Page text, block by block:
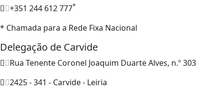
+351 244 612 777*
* Chamada para a Rede Fixa Nacional
Delegação de Carvide
Rua Tenente Coronel Joaquim Duarte Alves, n.º 303
2425 - 341 - Carvide - Leiria